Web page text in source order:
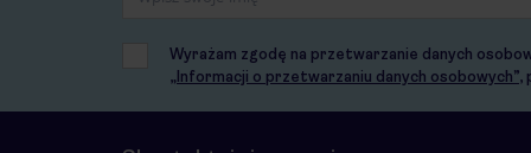
Wyrażam zgodę na przetwarzanie danych
„Informacji o przetwarzaniu danych osobowych”,